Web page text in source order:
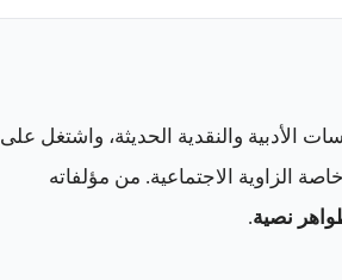
الأدبية والنقدية الحديثة، واشتغل على
الزاوية الاجتماعية. من مؤلفاته
نصية.